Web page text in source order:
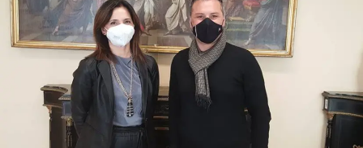
CULTURA
ECONOMIA E LAVORO
SPORT